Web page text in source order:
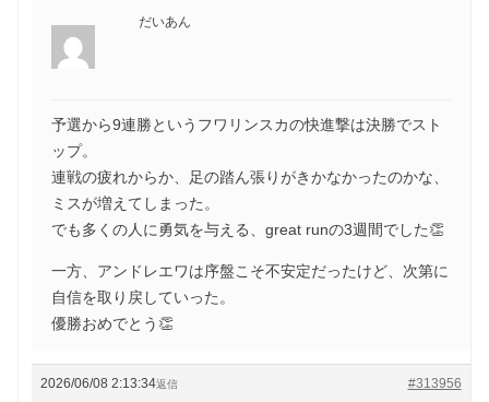
だいあん
予選から9連勝というフワリンスカの快進撃は決勝でスト
ップ。
連戦の疲れからか、足の踏ん張りがきかなかったのかな、
ミスが増えてしまった。
でも多くの人に勇気を与える、great runの3週間でした👏
一方、アンドレエワは序盤こそ不安定だったけど、次第に
自信を取り戻していった。
優勝おめでとう👏
2026/06/08 2:13:34 #313956
返信